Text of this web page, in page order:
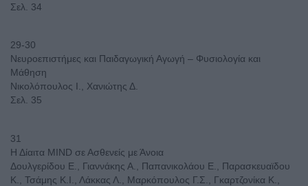
Σελ. 34
29-30
Νευροεπιστήμες και Παιδαγωγική Αγωγή – Φυσιολογία και
Μάθηση
Νικολόπουλος Ι., Χανιώτης Δ.
Σελ. 35
31
Η Δίαιτα MIND σε Ασθενείς με Άνοια
Δουλγερίδου Ε., Γιαννάκης Α., Παπανικολάου Ε., Παρασκευαϊδου
Κ., Τσάμης Κ.Ι., Λάκκας Λ., Μαρκόπουλος Γ.Σ., Γκαρτζονίκα Κ.,